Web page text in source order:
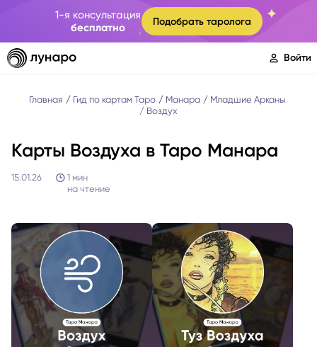
1-я консультация
бесплатно
Подобрать таролога
Войти
Главная Гид по картам Таро Манара
Младшие Арканы
Воздух
Карты Воздуха в Таро Манара
15.01.26 1 мин
на чтение